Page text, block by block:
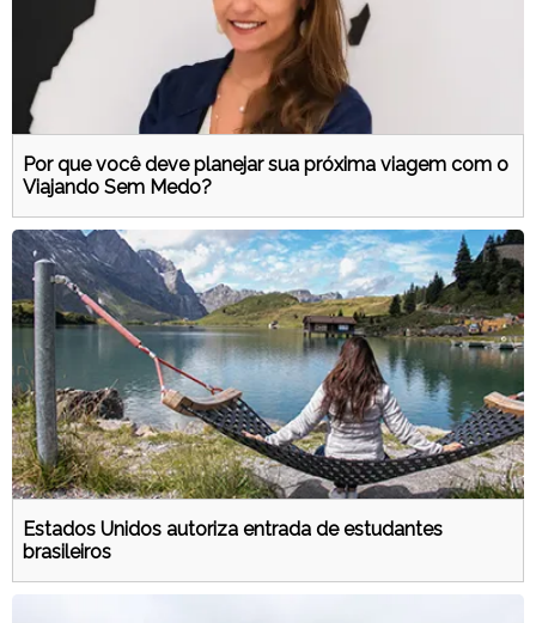
Por que você deve planejar sua próxima viagem com o
Viajando Sem Medo?
Estados Unidos autoriza entrada de estudantes
brasileiros